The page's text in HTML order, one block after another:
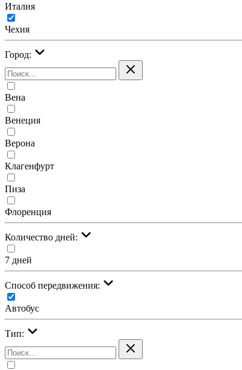
Италия
Чехия
Город:
Вена
Венеция
Верона
Клагенфурт
Пиза
Флоренция
Количество дней:
7 дней
Cпособ передвижения:
Автобус
Тип: